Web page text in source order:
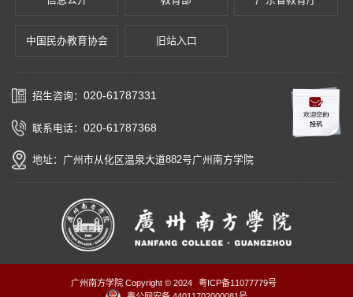
中国民办教育协会 旧站入口
招生咨询： 020-61787331
联系电话： 020-61787368
地址：广州市从化区温泉大道882号广州南方学院
广州南方学院 Copyright © 2024
粤ICP备11077779号